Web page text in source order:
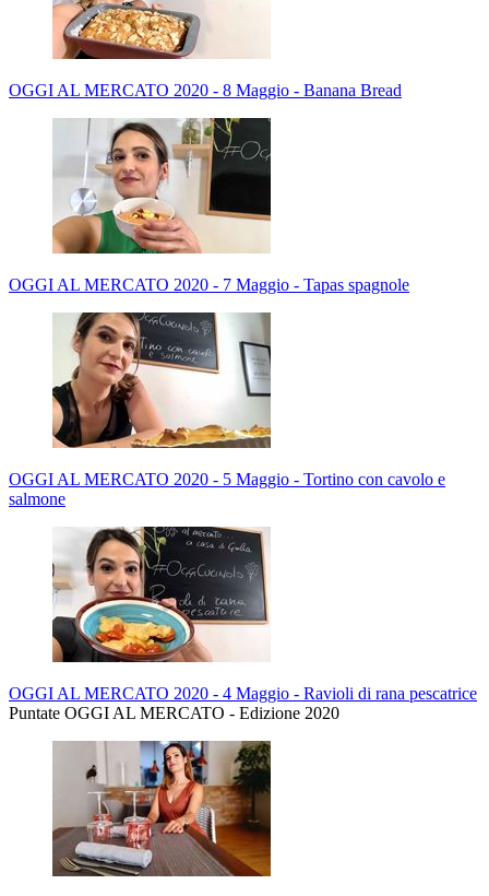
OGGI AL MERCATO 2020 - 8 Maggio - Banana Bread
OGGI AL MERCATO 2020 - 7 Maggio - Tapas spagnole
OGGI AL MERCATO 2020 - 5 Maggio - Tortino con cavolo e
salmone
OGGI AL MERCATO 2020 - 4 Maggio - Ravioli di rana pescatrice
Puntate OGGI AL MERCATO - Edizione 2020